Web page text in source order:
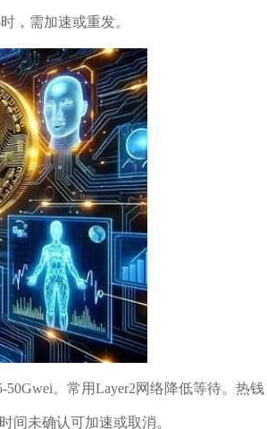
，需加速或重发。
。常用Layer2网络降低等待。热钱
间未确认可加速或取消。